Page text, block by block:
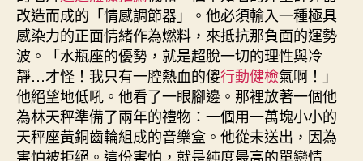
改造而成的「情感調節器」。他必須輸入一種極具
感染力的正面情緒作為燃料，來抵抗那負面的運勢
波。「水瓶座的優勢，就是超脫一切的理性與冷
靜…才怪！我只有一腔熱血的傻行動健檢氣啊！」
他絕望地低吼。他看了一眼腳邊。那裡放著一個他
為林天秤準備了兩年的禮物：一個用一萬塊小小的
天秤座黃銅齒輪組成的音樂盒。他從未送出，因為
害怕被拒絕。這份害怕，就是純度最高的單戀情